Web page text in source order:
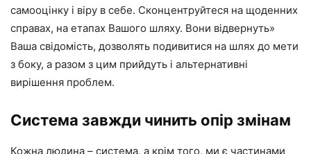
самооцінку і віру в себе. Сконцентруйтеся на щоденних
справах, на етапах Вашого шляху. Вони відвернуть»
Ваша свідомість, дозволять подивитися на шлях до мети
з боку, а разом з цим прийдуть і альтернативні
вирішення проблем.
Система завжди чинить опір змінам
Кожна людина – система, а крім того, ми є частинами